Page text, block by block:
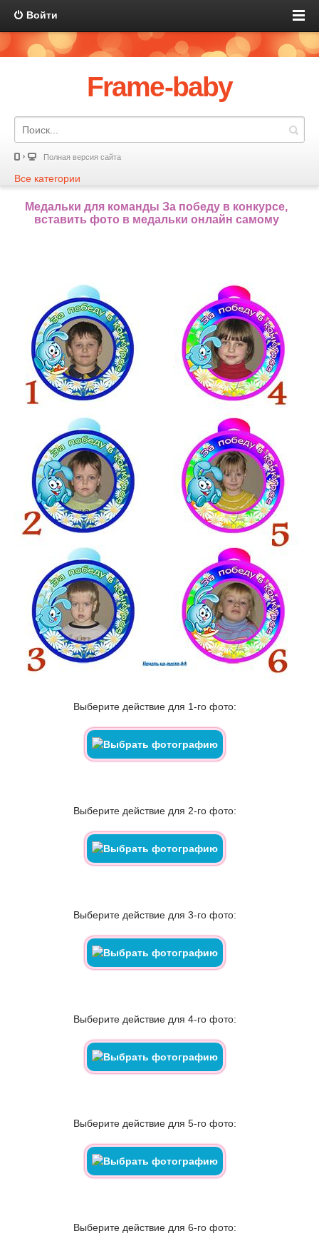
Войти
Frame-baby
Полная версия сайта
Все категории
Медальки для команды За победу в конкурсе,
вставить фото в медальки онлайн самому
Выберите действие для 1-го фото:
Выберите действие для 2-го фото:
Выберите действие для 3-го фото:
Выберите действие для 4-го фото:
Выберите действие для 5-го фото:
Выберите действие для 6-го фото: